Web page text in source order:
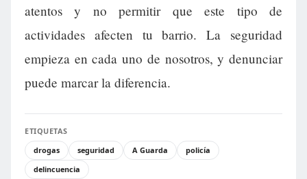
atentos y no permitir que este tipo de
actividades afecten tu barrio. La seguridad
empieza en cada uno de nosotros, y denunciar
puede marcar la diferencia.
ETIQUETAS
drogas
seguridad A Guarda
policía
delincuencia